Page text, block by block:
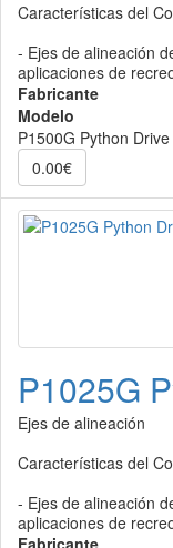
Características del
- Ejes de alineación
aplicaciones de
Fabricante
Modelo
P1500G Python Drive
0.00€
P1025G
Ejes de alineación
Características del
- Ejes de alineación
aplicaciones de
Fabricante